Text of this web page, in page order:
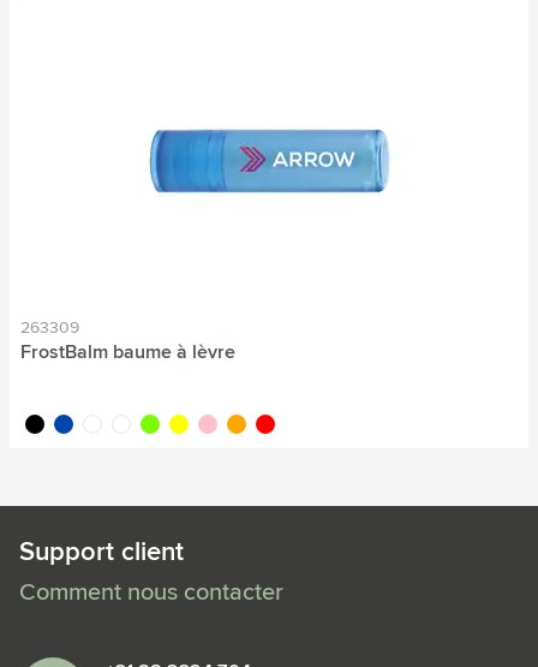
263309
FrostBalm baume à lèvre
noir bleu cobalt
translucide
blancvert vifjaunerose orange
rouge
Support client
Comment nous contacter